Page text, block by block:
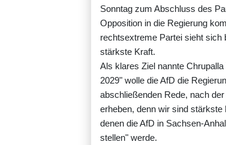
Sonntag zum Abschluss des
Opposition in die Regierung
rechtsextreme Partei sieht sich
stärkste Kraft.
Als klares Ziel nannte
2029" wolle die AfD die
abschließenden Rede, nach
erheben, denn wir sind
denen die AfD in Sachsen-
stellen" werde.